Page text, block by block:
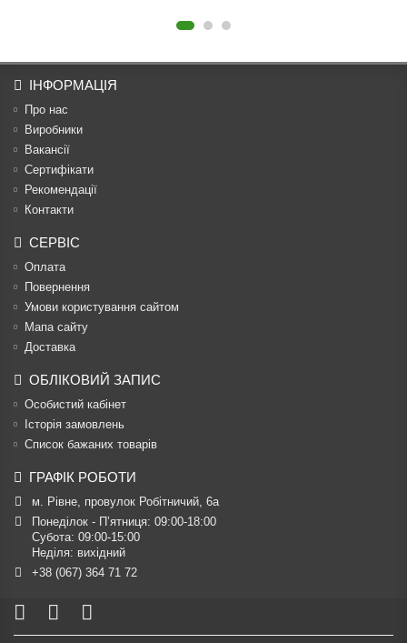
ІНФОРМАЦІЯ
Про нас
Виробники
Вакансії
Сертифікати
Рекомендації
Контакти
СЕРВІС
Оплата
Повернення
Умови користування сайтом
Мапа сайту
Доставка
ОБЛІКОВИЙ ЗАПИС
Особистий кабінет
Історія замовлень
Список бажаних товарів
ГРАФІК РОБОТИ
м. Рівне, провулок Робітничий, 6а
Понеділок - П’ятниця: 09:00-18:00
Субота: 09:00-15:00
Неділя: вихідний
+38 (067) 364 71 72